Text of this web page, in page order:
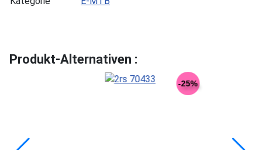
Produkt-Alternativen :
-25%